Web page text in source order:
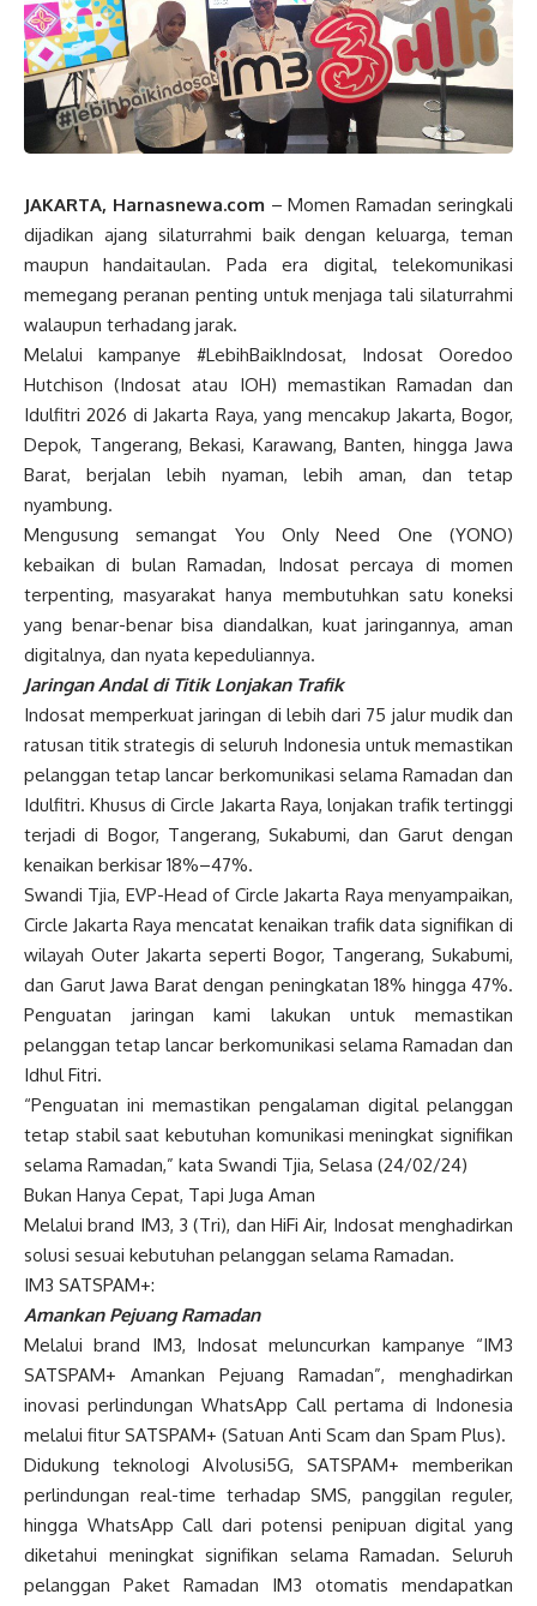
JAKARTA, Harnasnewa.com – Momen Ramadan seringkali
dijadikan ajang silaturrahmi baik dengan keluarga, teman
maupun handaitaulan. Pada era digital, telekomunikasi
memegang peranan penting untuk menjaga tali silaturrahmi
walaupun terhadang jarak.
Melalui kampanye #LebihBaikIndosat, Indosat Ooredoo
Hutchison (Indosat atau IOH) memastikan Ramadan dan
Idulfitri 2026 di Jakarta Raya, yang mencakup Jakarta, Bogor,
Depok, Tangerang, Bekasi, Karawang, Banten, hingga Jawa
Barat, berjalan lebih nyaman, lebih aman, dan tetap
nyambung.
Mengusung semangat You Only Need One (YONO)
kebaikan di bulan Ramadan, Indosat percaya di momen
terpenting, masyarakat hanya membutuhkan satu koneksi
yang benar-benar bisa diandalkan, kuat jaringannya, aman
digitalnya, dan nyata kepeduliannya.
Jaringan Andal di Titik Lonjakan Trafik
Indosat memperkuat jaringan di lebih dari 75 jalur mudik dan
ratusan titik strategis di seluruh Indonesia untuk memastikan
pelanggan tetap lancar berkomunikasi selama Ramadan dan
Idulfitri. Khusus di Circle Jakarta Raya, lonjakan trafik tertinggi
terjadi di Bogor, Tangerang, Sukabumi, dan Garut dengan
kenaikan berkisar 18%–47%.
Swandi Tjia, EVP-Head of Circle Jakarta Raya menyampaikan,
Circle Jakarta Raya mencatat kenaikan trafik data signifikan di
wilayah Outer Jakarta seperti Bogor, Tangerang, Sukabumi,
dan Garut Jawa Barat dengan peningkatan 18% hingga 47%.
Penguatan jaringan kami lakukan untuk memastikan
pelanggan tetap lancar berkomunikasi selama Ramadan dan
Idhul Fitri.
“Penguatan ini memastikan pengalaman digital pelanggan
tetap stabil saat kebutuhan komunikasi meningkat signifikan
selama Ramadan,” kata Swandi Tjia, Selasa (24/02/24)
Bukan Hanya Cepat, Tapi Juga Aman
Melalui brand IM3, 3 (Tri), dan HiFi Air, Indosat menghadirkan
solusi sesuai kebutuhan pelanggan selama Ramadan.
IM3 SATSPAM+:
Amankan Pejuang Ramadan
Melalui brand IM3, Indosat meluncurkan kampanye “IM3
SATSPAM+ Amankan Pejuang Ramadan”, menghadirkan
inovasi perlindungan WhatsApp Call pertama di Indonesia
melalui fitur SATSPAM+ (Satuan Anti Scam dan Spam Plus).
Didukung teknologi AIvolusi5G, SATSPAM+ memberikan
perlindungan real-time terhadap SMS, panggilan reguler,
hingga WhatsApp Call dari potensi penipuan digital yang
diketahui meningkat signifikan selama Ramadan. Seluruh
pelanggan Paket Ramadan IM3 otomatis mendapatkan